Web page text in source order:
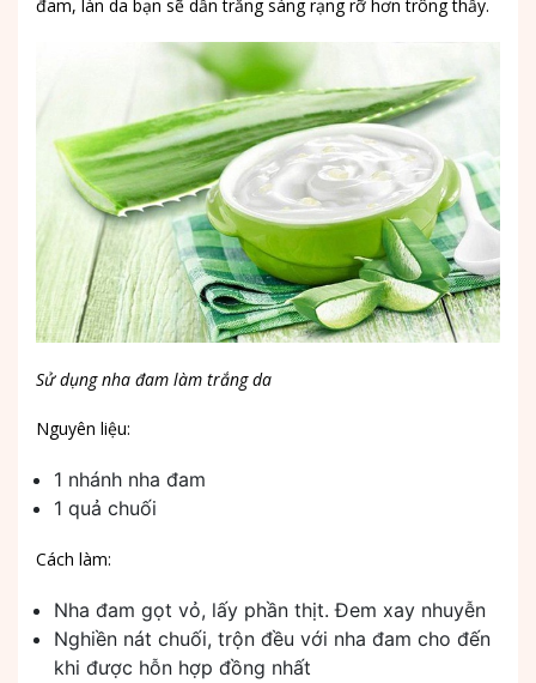
đam, làn da bạn sẽ dần trắng sáng rạng rỡ hơn trông thấy.
Sử dụng nha đam làm trắng da
Nguyên liệu:
1 nhánh nha đam
1 quả chuối
Cách làm:
Nha đam gọt vỏ, lấy phần thịt. Đem xay nhuyễn
Nghiền nát chuối, trộn đều với nha đam cho đến
khi được hỗn hợp đồng nhất